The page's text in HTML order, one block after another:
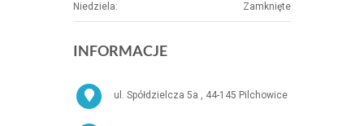
Niedziela: Zamknięte
INFORMACJE
ul. Spółdzielcza 5a , 44-145 Pilchowice